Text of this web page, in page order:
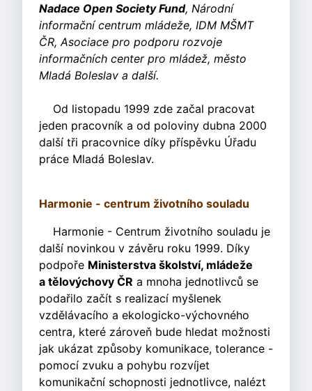
Nadace Open Society Fund, Národní
informační centrum mládeže, IDM MŠMT
ČR, Asociace pro podporu rozvoje
informačních center pro mládež, město
Mladá Boleslav a další.
Od listopadu 1999 zde začal pracovat
jeden pracovník a od poloviny dubna 2000
další tři pracovnice díky příspěvku Úřadu
práce Mladá Boleslav.
Harmonie - centrum životního souladu
Harmonie - Centrum životního souladu je
další novinkou v závěru roku 1999. Díky
podpoře Ministerstva školství, mládeže
a tělovýchovy ČR a mnoha jednotlivců se
podařilo začít s realizací myšlenek
vzdělávacího a ekologicko-výchovného
centra, které zároveň bude hledat možnosti
jak ukázat způsoby komunikace, tolerance -
pomocí zvuku a pohybu rozvíjet
komunikační schopnosti jednotlivce, nalézt